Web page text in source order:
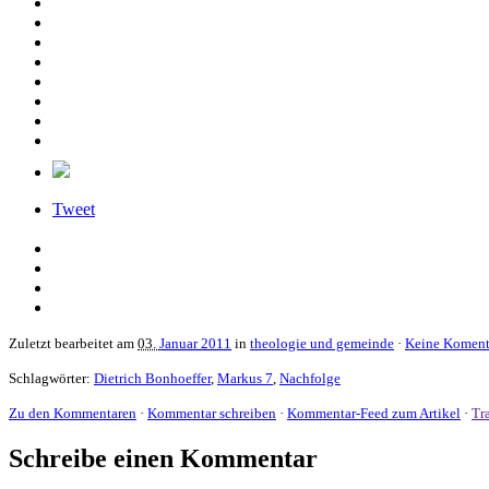
Tweet
Zuletzt bearbeitet am 03. Januar 2011 in theologie und gemeinde · Keine
Schlagwörter: Dietrich Bonhoeffer, Markus 7 Nachfolge
Zu den Kommentaren · Kommentar schreiben · Kommentar-Feed zum Artikel ·
Schreibe einen Kommentar